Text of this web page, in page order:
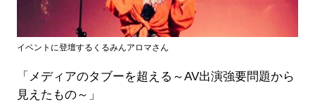
イベントに登壇するくるみんアロマさん
「メディアのタブーを超える～AV出演強要問題から
見えたもの～」